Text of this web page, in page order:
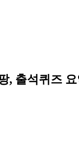
, 출석퀴즈